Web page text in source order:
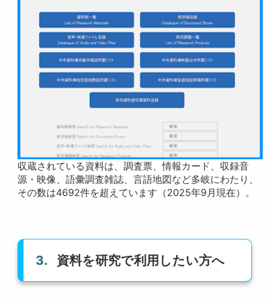
収蔵されている資料は、調査票、情報カード、収録音
源・映像、語彙調査雑誌、言語地図など多岐にわたり、
その数は4692件を超えています（2025年9月現在）。
3. 資料を研究で利用したい方へ